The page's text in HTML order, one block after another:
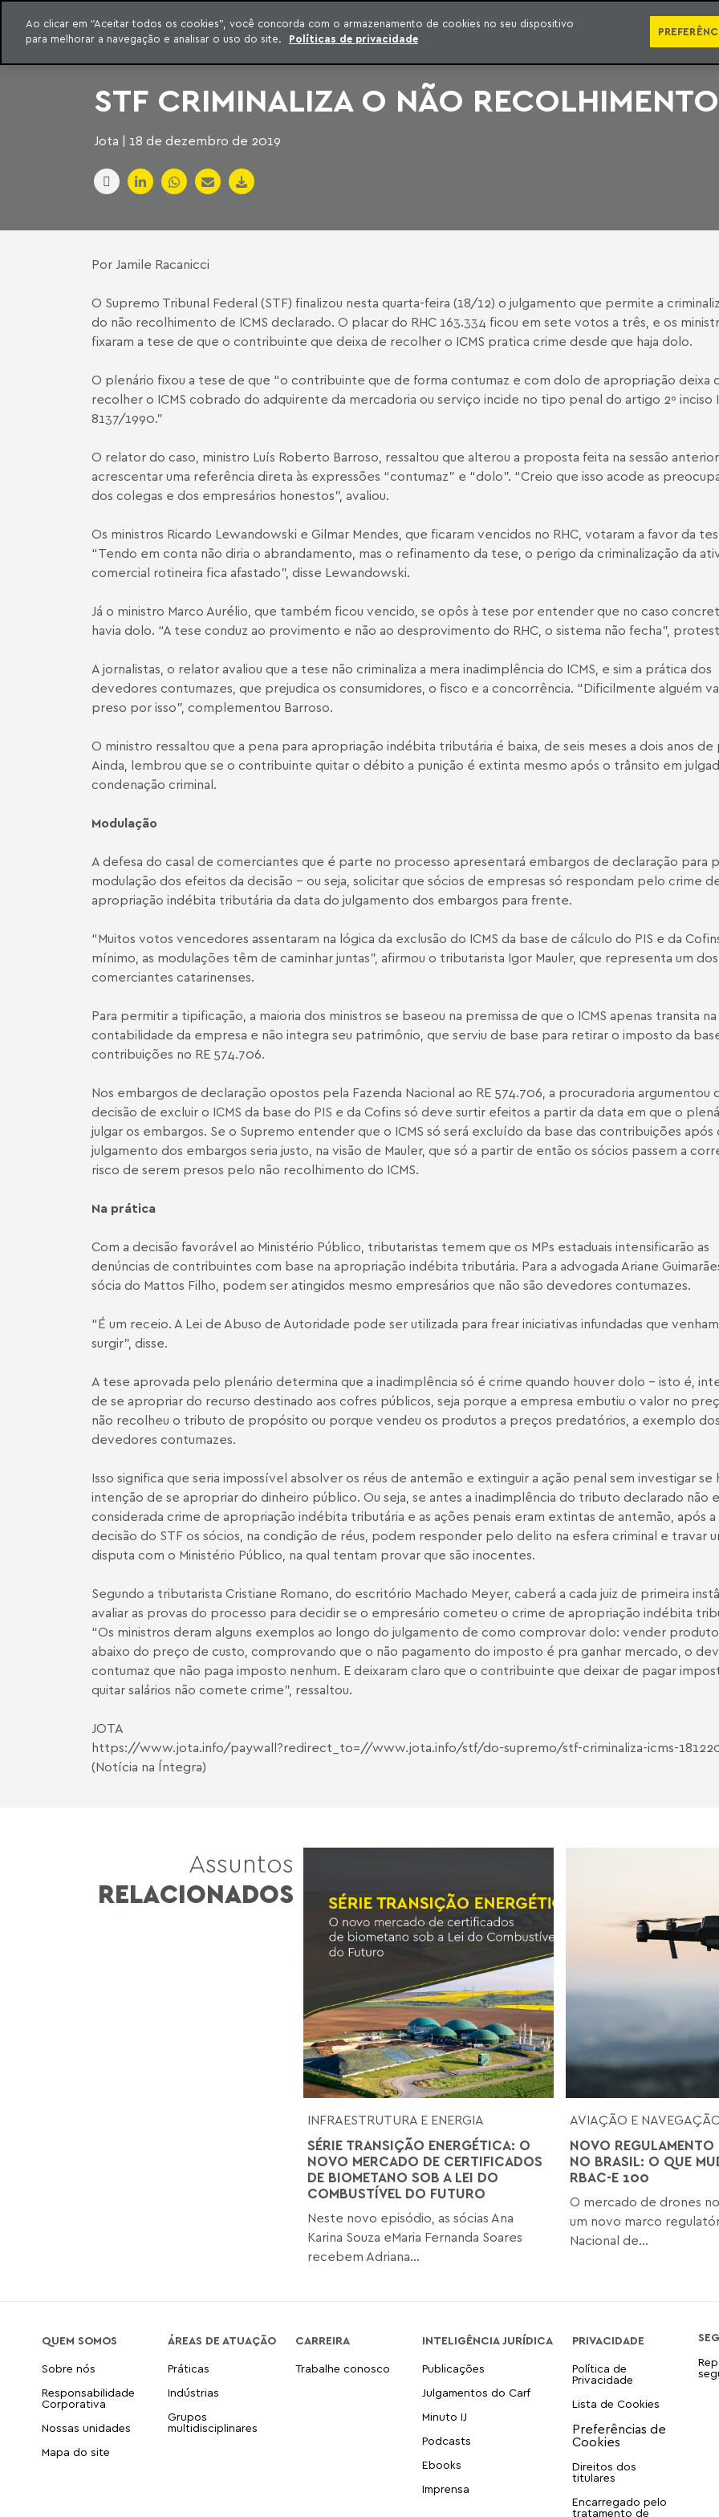
para o conteúdo
Machado Meyer
INTELIGÊNCIA JURÍDICA
CONTEÚDO EXCLUSIVO MACHADO MEYER ADVOGADOS
SÉRIES PUBLICAÇÕES EBOOKS
STF CRIMINALIZA O NÃO
Jota | 18 de dezembro de 2019
Por Jamile Racanicci
O Supremo Tribunal Federal (STF) finalizou nesta quarta-feira (18/12) o julgamento que permite a
do não recolhimento de ICMS declarado. O placar do RHC 163.334 ficou em sete votos a três, e os
fixaram a tese de que o contribuinte que deixa de recolher o ICMS pratica crime desde que haja dolo.
O plenário fixou a tese de que “o contribuinte que de forma contumaz e com dolo de apropriação deixa
recolher o ICMS cobrado do adquirente da mercadoria ou serviço incide no tipo penal do artigo 2º inciso
8137/1990.”
O relator do caso, ministro Luís Roberto Barroso, ressaltou que alterou a proposta feita na sessão
acrescentar uma referência direta às expressões “contumaz” e “dolo”. “Creio que isso acode as
dos colegas e dos empresários honestos”, avaliou.
Os ministros Ricardo Lewandowski e Gilmar Mendes, que ficaram vencidos no RHC, votaram a favor da
“Tendo em conta não diria o abrandamento, mas o refinamento da tese, o perigo da criminalização da
comercial rotineira fica afastado”, disse Lewandowski.
Já o ministro Marco Aurélio, que também ficou vencido, se opôs à tese por entender que no caso
havia dolo. “A tese conduz ao provimento e não ao desprovimento do RHC, o sistema não fecha”,
A jornalistas, o relator avaliou que a tese não criminaliza a mera inadimplência do ICMS, e sim a prática dos
devedores contumazes, que prejudica os consumidores, o fisco e a concorrência. “Dificilmente alguém
preso por isso”, complementou Barroso.
O ministro ressaltou que a pena para apropriação indébita tributária é baixa, de seis meses a dois anos de
Ainda, lembrou que se o contribuinte quitar o débito a punição é extinta mesmo após o trânsito em
condenação criminal.
Modulação
A defesa do casal de comerciantes que é parte no processo apresentará embargos de declaração para
modulação dos efeitos da decisão – ou seja, solicitar que sócios de empresas só respondam pelo crime
apropriação indébita tributária da data do julgamento dos embargos para frente.
“Muitos votos vencedores assentaram na lógica da exclusão do ICMS da base de cálculo do PIS e da
mínimo, as modulações têm de caminhar juntas”, afirmou o tributarista Igor Mauler, que representa um dos
comerciantes catarinenses.
Para permitir a tipificação, a maioria dos ministros se baseou na premissa de que o ICMS apenas transita na
contabilidade da empresa e não integra seu patrimônio, que serviu de base para retirar o imposto da
contribuições no RE 574.706.
Nos embargos de declaração opostos pela Fazenda Nacional ao RE 574.706, a procuradoria argumentou
decisão de excluir o ICMS da base do PIS e da Cofins só deve surtir efeitos a partir da data em que o
julgar os embargos. Se o Supremo entender que o ICMS só será excluído da base das contribuições após
julgamento dos embargos seria justo, na visão de Mauler, que só a partir de então os sócios passem a
risco de serem presos pelo não recolhimento do ICMS.
Na prática
Com a decisão favorável ao Ministério Público, tributaristas temem que os MPs estaduais intensificarão as
denúncias de contribuintes com base na apropriação indébita tributária. Para a advogada Ariane
sócia do Mattos Filho, podem ser atingidos mesmo empresários que não são devedores contumazes.
“É um receio. A Lei de Abuso de Autoridade pode ser utilizada para frear iniciativas infundadas que
surgir”, disse.
A tese aprovada pelo plenário determina que a inadimplência só é crime quando houver dolo – isto é,
de se apropriar do recurso destinado aos cofres públicos, seja porque a empresa embutiu o valor no
não recolheu o tributo de propósito ou porque vendeu os produtos a preços predatórios, a exemplo dos
devedores contumazes.
Isso significa que seria impossível absolver os réus de antemão e extinguir a ação penal sem investigar se
intenção de se apropriar do dinheiro público. Ou seja, se antes a inadimplência do tributo declarado não
considerada crime de apropriação indébita tributária e as ações penais eram extintas de antemão, após a
decisão do STF os sócios, na condição de réus, podem responder pelo delito na esfera criminal e travar
disputa com o Ministério Público, na qual tentam provar que são inocentes.
Segundo a tributarista Cristiane Romano, do escritório Machado Meyer, caberá a cada juiz de primeira
avaliar as provas do processo para decidir se o empresário cometeu o crime de apropriação indébita
“Os ministros deram alguns exemplos ao longo do julgamento de como comprovar dolo: vender produto
abaixo do preço de custo, comprovando que o não pagamento do imposto é pra ganhar mercado, o
contumaz que não paga imposto nenhum. E deixaram claro que o contribuinte que deixar de pagar
quitar salários não comete crime”, ressaltou.
JOTA
https://www.jota.info/paywall?redirect_to=//www.jota.info/stf/do-supremo/stf-criminaliza-icms-
(Notícia na Íntegra)
Assuntos
RELACIONADOS
INFRAESTRUTURA E ENERGIA
SÉRIE TRANSIÇÃO ENERGÉTICA: O
NOVO MERCADO DE CERTIFICADOS
DE BIOMETANO SOB A LEI DO
COMBUSTÍVEL DO FUTURO
Neste novo episódio, as sócias Ana
Karina Souza eMaria Fernanda Soares
recebem Adriana...
AVIAÇÃO E
NOVO REGULAMENTO
NO BRASIL: O QUE
RBAC-E 100
O mercado de drones
um novo marco
Nacional de...
QUEM SOMOS
Sobre nós
Responsabilidade
Corporativa
Nossas unidades
Mapa do site
ÁREAS DE ATUAÇÃO
Práticas
Indústrias
Grupos
multidisciplinares
CARREIRA
Trabalhe conosco
INTELIGÊNCIA JURÍDICA
Publicações
Julgamentos do Carf
Minuto IJ
Podcasts
Ebooks
Imprensa
PRIVACIDADE
Política de
Privacidade
Lista de Cookies
Direitos dos
titulares
Encarregado pelo
tratamento de
Ao clicar em “Aceitar todos os cookies”, você concorda com o armazenamento de cookies no seu dispositivo
para melhorar a navegação e analisar o uso do site.
Políticas de privacidade